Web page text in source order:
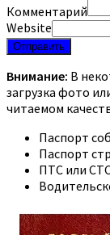
Комментарий
Website
Отправить
Внимание: В
загрузка фото
читаемом
Паспорт
Паспорт
ПТС или